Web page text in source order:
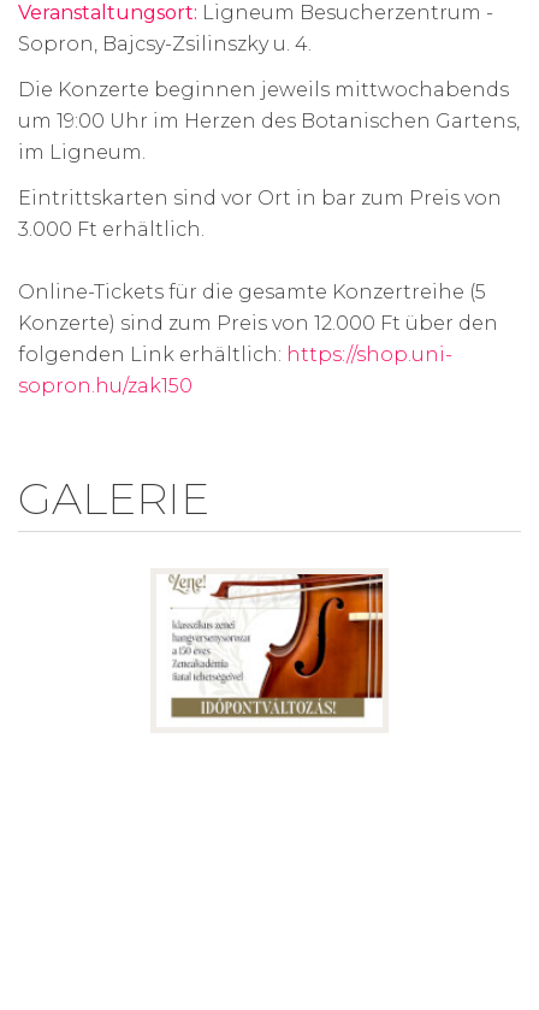
Veranstaltungsort: Ligneum Besucherzentrum -
Sopron, Bajcsy-Zsilinszky u. 4.
Die Konzerte beginnen jeweils mittwochabends
um 19:00 Uhr im Herzen des Botanischen Gartens,
im Ligneum.
Eintrittskarten sind vor Ort in bar zum Preis von
3.000 Ft erhältlich.
Online-Tickets für die gesamte Konzertreihe (5
Konzerte) sind zum Preis von 12.000 Ft über den
folgenden Link erhältlich: https://shop.uni-
sopron.hu/zak150
GALERIE